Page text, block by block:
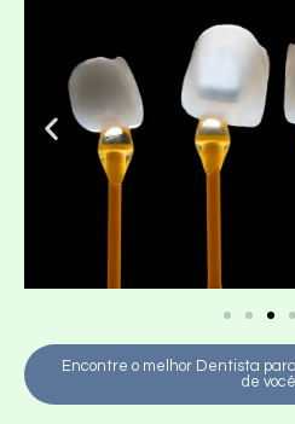
Encontre o melhor Dentista
de